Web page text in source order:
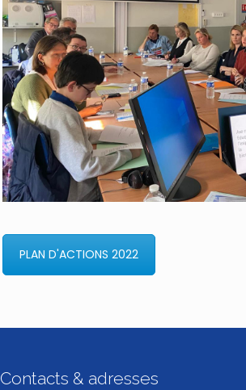
PLAN D'ACTIONS 2022
Contacts & adresses